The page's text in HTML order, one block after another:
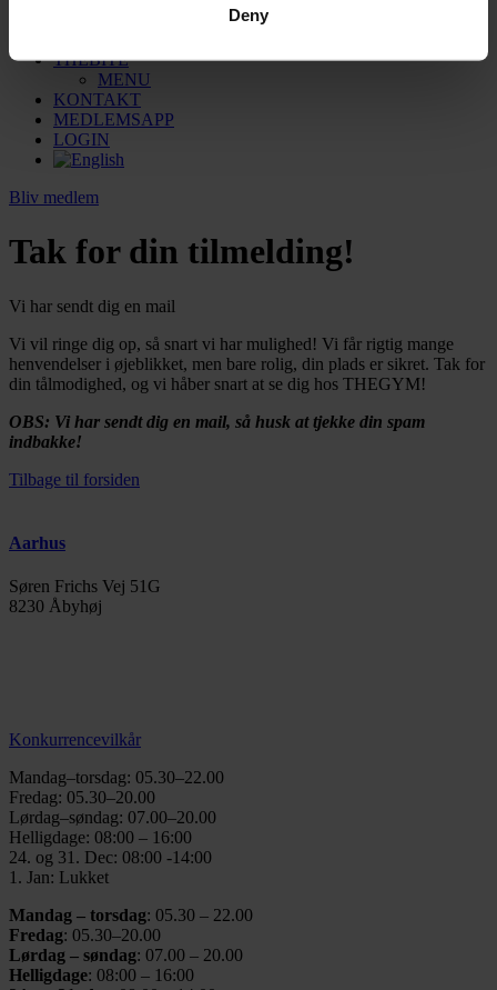
Deny
THEBITE
MENU
KONTAKT
MEDLEMSAPP
LOGIN
Bliv medlem
Tak for din tilmelding!
Vi har sendt dig en mail
Vi vil ringe dig op, så snart vi har mulighed! Vi får rigtig mange
henvendelser i øjeblikket, men bare rolig, din plads er sikret. Tak for
din tålmodighed, og vi håber snart at se dig hos THEGYM!
OBS: Vi har sendt dig en mail, så husk at tjekke din spam
indbakke!
Tilbage til forsiden
Aarhus
Søren Frichs Vej 51G
8230 Åbyhøj
Konkurrencevilkår
Mandag–torsdag: 05.30–22.00
Fredag: 05.30–20.00
Lørdag–søndag: 07.00–20.00
Helligdage: 08:00 – 16:00
24. og 31. Dec: 08:00 -14:00
1. Jan: Lukket
Mandag – torsdag: 05.30 – 22.00
Fredag: 05.30–20.00
Lørdag – søndag: 07.00 – 20.00
Helligdage: 08:00 – 16:00